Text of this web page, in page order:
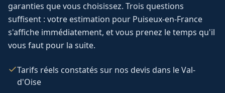
garanties que vous choisissez. Trois questions
suffisent : votre estimation pour Puiseux-en-France
s'affiche immédiatement, et vous prenez le temps qu'il
vous faut pour la suite.
Tarifs réels constatés sur nos devis dans le Val-
d'Oise